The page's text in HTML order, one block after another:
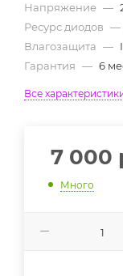
Напряжение —
Ресурс диодов —
Влагозащита —
Гарантия — 6
Все
7 000
Много